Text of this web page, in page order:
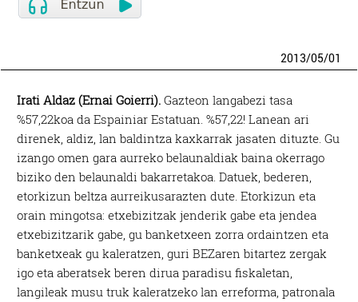
2013/05/01
Irati Aldaz (Ernai Goierri). Gazteon langabezi tasa
%57,22koa da Espainiar Estatuan. %57,22! Lanean ari
direnek, aldiz, lan baldintza kaxkarrak jasaten dituzte. Gu
izango omen gara aurreko belaunaldiak baina okerrago
biziko den belaunaldi bakarretakoa. Datuek, bederen,
etorkizun beltza aurreikusarazten dute. Etorkizun eta
orain mingotsa: etxebizitzak jenderik gabe eta jendea
etxebizitzarik gabe, gu banketxeen zorra ordaintzen eta
banketxeak gu kaleratzen, guri BEZaren bitartez zergak
igo eta aberatsek beren dirua paradisu fiskaletan,
langileak musu truk kaleratzeko lan erreforma, patronala